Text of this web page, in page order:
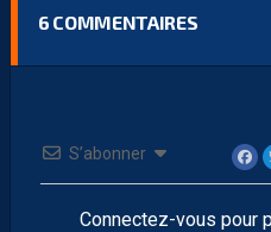
6 COMMENTAIRES
S’abonner
Connectez-vous pour